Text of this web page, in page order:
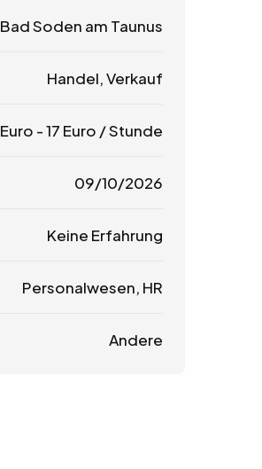
Bad Soden am Taunus
Handel, Verkauf
Euro -17 Euro / Stunde
09/10/2026
Keine Erfahrung
Personalwesen, HR
Andere